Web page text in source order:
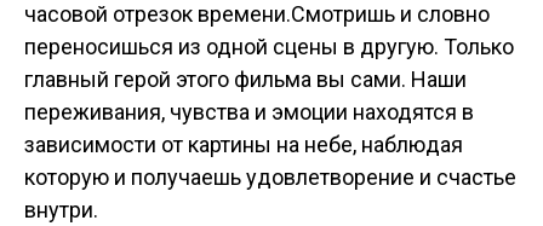
часовой отрезок времени.Смотришь и словно
переносишься из одной сцены в другую. Только
главный герой этого фильма вы сами. Наши
переживания, чувства и эмоции находятся в
зависимости от картины на небе, наблюдая
которую и получаешь удовлетворение и счастье
внутри.